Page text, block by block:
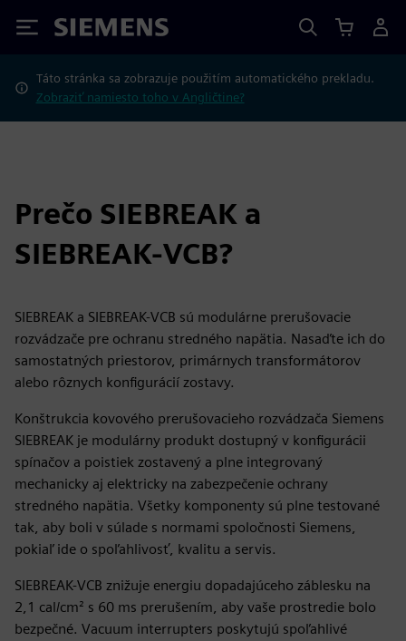
Siemens
Táto stránka sa zobrazuje použitím automatického prekladu.
Zobraziť namiesto toho v Angličtine?
Prečo SIEBREAK a
SIEBREAK-VCB?
SIEBREAK a SIEBREAK-VCB sú modulárne prerušovacie
rozvádzače pre ochranu stredného napätia. Nasaďte ich do
samostatných priestorov, primárnych transformátorov
alebo rôznych konfigurácií zostavy.
Konštrukcia kovového prerušovacieho rozvádzača Siemens
SIEBREAK je modulárny produkt dostupný v konfigurácii
spínačov a poistiek zostavený a plne integrovaný
mechanicky aj elektricky na zabezpečenie ochrany
stredného napätia. Všetky komponenty sú plne testované
tak, aby boli v súlade s normami spoločnosti Siemens,
pokiaľ ide o spoľahlivosť, kvalitu a servis.
SIEBREAK-VCB znižuje energiu dopadajúceho záblesku na
2,1 cal/cm² s 60 ms prerušením, aby vaše prostredie bolo
bezpečné. Vacuum interrupters poskytujú spoľahlivé